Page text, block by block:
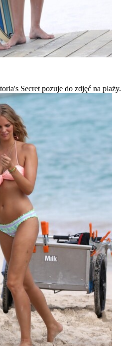
Secret pozuje do zdjęć na plaży.